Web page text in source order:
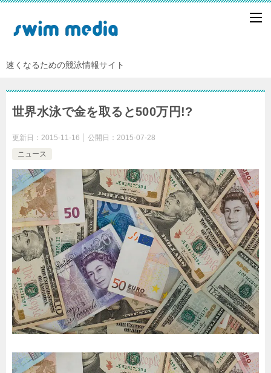
速くなるための競泳情報サイト
世界水泳で金を取ると500万円!?
更新日： 2015-11-16 公開日： 2015-07-28
ニュース